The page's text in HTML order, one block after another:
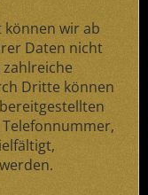
können wir ab
Daten nicht
Dritte können